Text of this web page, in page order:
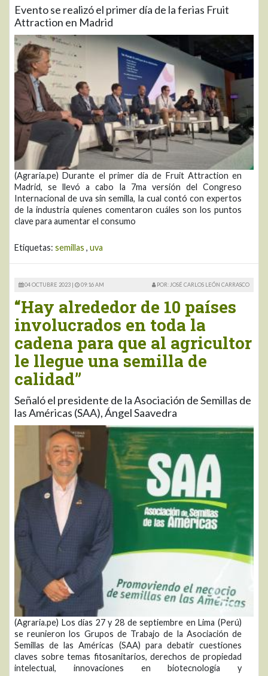
Evento se realizó el primer día de la ferias Fruit
Attraction en Madrid
(Agraria.pe) Durante el primer día de Fruit Attraction en
Madrid, se llevó a cabo la 7ma versión del Congreso
Internacional de uva sin semilla, la cual contó con expertos
de la industria quienes comentaron cuáles son los puntos
clave para aumentar el consumo
Etiquetas: semillas , uva
04 OCTUBRE 2023 | 09:16 AM POR: JOSÉ CARLOS LEÓN CARRASCO
“Hay alrededor de 10 países
involucrados en toda la
cadena para que al agricultor
le llegue una semilla de
calidad”
Señaló el presidente de la Asociación de Semillas de
las Américas (SAA), Ángel Saavedra
(Agraria.pe) Los días 27 y 28 de septiembre en Lima (Perú)
se reunieron los Grupos de Trabajo de la Asociación de
Semillas de las Américas (SAA) para debatir cuestiones
claves sobre temas fitosanitarios, derechos de propiedad
intelectual, innovaciones en biotecnología y